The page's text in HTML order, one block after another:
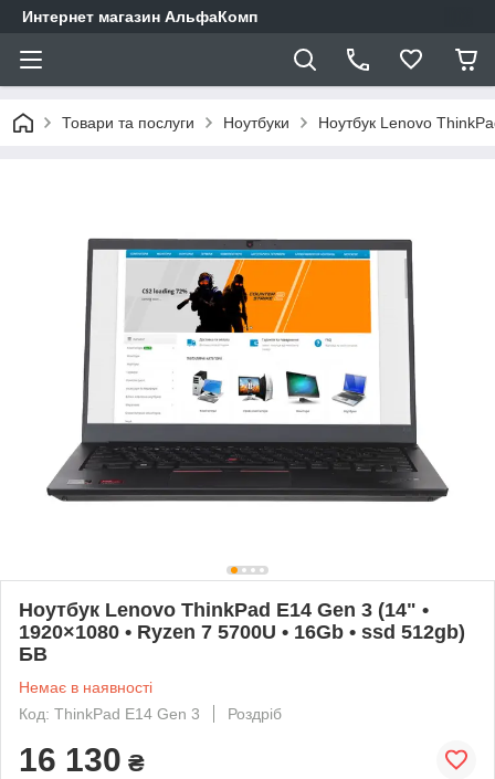
Интернет магазин АльфаКомп
Товари та послуги Ноутбуки Ноутбук Lenovo
Ноутбук Lenovo ThinkPad E14 Gen 3 (14" •
1920×1080 • Ryzen 7 5700U • 16Gb • ssd 512gb)
БВ
Немає в наявності
Код: ThinkPad E14 Gen 3
Роздріб
16 130 ₴